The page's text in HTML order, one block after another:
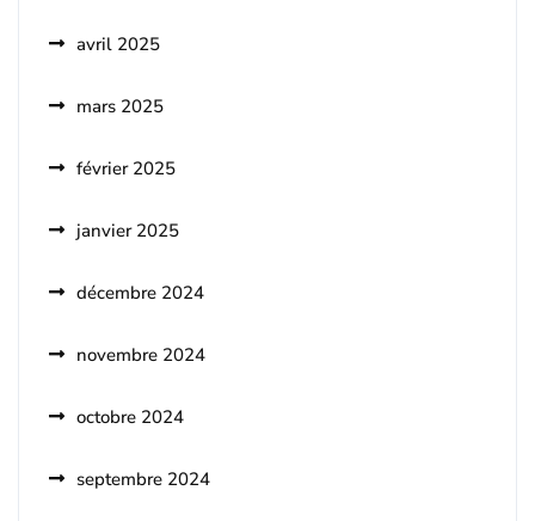
avril 2025
mars 2025
février 2025
janvier 2025
décembre 2024
novembre 2024
octobre 2024
septembre 2024